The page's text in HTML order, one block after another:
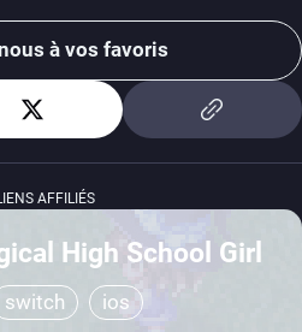
à vos favoris
AFFILIÉS
High School Girl
switch ios